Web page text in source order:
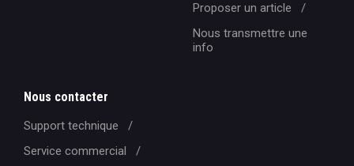
Proposer un article
Nous transmettre une
info
Nous contacter
Support technique
Service commercial